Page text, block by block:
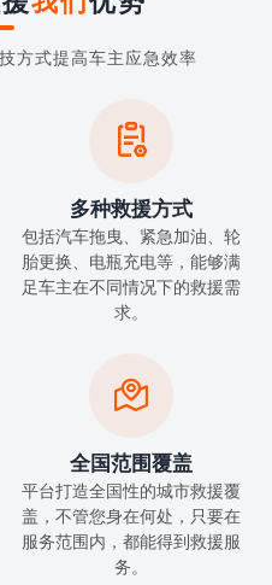
方式提高车主应急效率

多种救援方式
包括汽车拖曳、紧急加油、轮
胎更换、电瓶充电等，能够满
足车主在不同情况下的救援需
求。

全国范围覆盖
平台打造全国性的城市救援覆
盖，不管您身在何处，只要在
服务范围内，都能得到救援服
务。